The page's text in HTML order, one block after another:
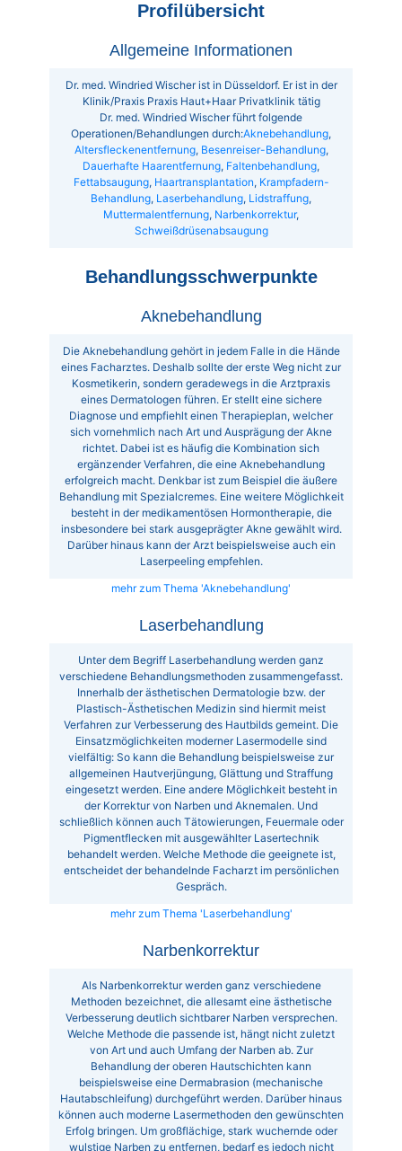
Profilübersicht
Allgemeine Informationen
Dr. med. Windried Wischer ist in Düsseldorf. Er ist in der
Klinik/Praxis Praxis Haut+Haar Privatklinik tätig
Dr. med. Windried Wischer führt folgende
Operationen/Behandlungen durch:Aknebehandlung,
Altersfleckenentfernung, Besenreiser-Behandlung,
Dauerhafte Haarentfernung, Faltenbehandlung,
Fettabsaugung, Haartransplantation, Krampfadern-
Behandlung, Laserbehandlung, Lidstraffung,
Muttermalentfernung, Narbenkorrektur,
Schweißdrüsenabsaugung
Behandlungsschwerpunkte
Aknebehandlung
Die Aknebehandlung gehört in jedem Falle in die Hände
eines Facharztes. Deshalb sollte der erste Weg nicht zur
Kosmetikerin, sondern geradewegs in die Arztpraxis
eines Dermatologen führen. Er stellt eine sichere
Diagnose und empfiehlt einen Therapieplan, welcher
sich vornehmlich nach Art und Ausprägung der Akne
richtet. Dabei ist es häufig die Kombination sich
ergänzender Verfahren, die eine Aknebehandlung
erfolgreich macht. Denkbar ist zum Beispiel die äußere
Behandlung mit Spezialcremes. Eine weitere Möglichkeit
besteht in der medikamentösen Hormontherapie, die
insbesondere bei stark ausgeprägter Akne gewählt wird.
Darüber hinaus kann der Arzt beispielsweise auch ein
Laserpeeling empfehlen.
mehr zum Thema 'Aknebehandlung'
Laserbehandlung
Unter dem Begriff Laserbehandlung werden ganz
verschiedene Behandlungsmethoden zusammengefasst.
Innerhalb der ästhetischen Dermatologie bzw. der
Plastisch-Ästhetischen Medizin sind hiermit meist
Verfahren zur Verbesserung des Hautbilds gemeint. Die
Einsatzmöglichkeiten moderner Lasermodelle sind
vielfältig: So kann die Behandlung beispielsweise zur
allgemeinen Hautverjüngung, Glättung und Straffung
eingesetzt werden. Eine andere Möglichkeit besteht in
der Korrektur von Narben und Aknemalen. Und
schließlich können auch Tätowierungen, Feuermale oder
Pigmentflecken mit ausgewählter Lasertechnik
behandelt werden. Welche Methode die geeignete ist,
entscheidet der behandelnde Facharzt im persönlichen
Gespräch.
mehr zum Thema 'Laserbehandlung'
Narbenkorrektur
Als Narbenkorrektur werden ganz verschiedene
Methoden bezeichnet, die allesamt eine ästhetische
Verbesserung deutlich sichtbarer Narben versprechen.
Welche Methode die passende ist, hängt nicht zuletzt
von Art und auch Umfang der Narben ab. Zur
Behandlung der oberen Hautschichten kann
beispielsweise eine Dermabrasion (mechanische
Hautabschleifung) durchgeführt werden. Darüber hinaus
können auch moderne Lasermethoden den gewünschten
Erfolg bringen. Um großflächige, stark wuchernde oder
wulstige Narben zu entfernen, bedarf es jedoch nicht